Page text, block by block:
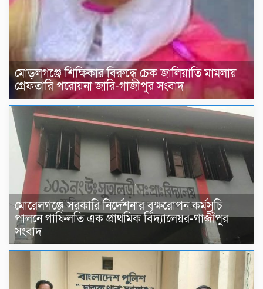
মোড়লগঞ্জে শিক্ষিকার বিরুদ্ধে চেক জালিয়াতি মামলায়
গ্রেফতারি পরোয়না জারি-গাজীপুর সংবাদ
মোরেলগঞ্জে সরকারি নির্দেশনার বৃক্ষরোপন কর্মসূচি
পালনে গাফিলতি এক প্রাথমিক বিদ্যালেয়র-গাজীপুর
সংবাদ